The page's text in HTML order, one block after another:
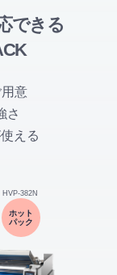
できる
意
さ
える
HVP-382N
ホット
パック